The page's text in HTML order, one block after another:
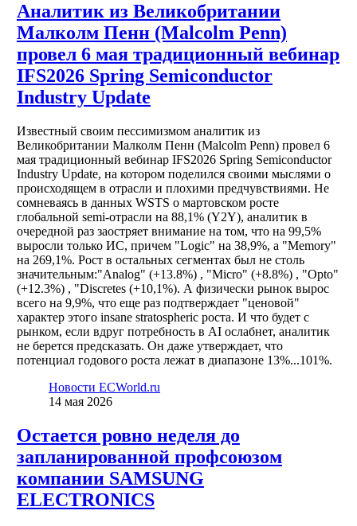
Aналитик из Великобритании
Малколм Пенн (Malcolm Penn)
провел 6 мая традиционный вебинар
IFS2026 Spring Semiconductor
Industry Update
Известный своим пессимизмом аналитик из
Великобритании Малколм Пенн (Malcolm Penn) провел 6
мая традиционный вебинар IFS2026 Spring Semiconductor
Industry Update, на котором поделился своими мыслями о
происходящем в отрасли и плохими предчувствиями. Не
сомневаясь в данных WSTS о мартовском росте
глобальной semi-отрасли на 88,1% (Y2Y), аналитик в
очередной раз заостряет внимание на том, что на 99,5%
выросли только ИС, причем "Logic" на 38,9%, а "Memory"
на 269,1%. Рост в остальных сегментах был не столь
значительным:"Analog" (+13.8%) , "Micro" (+8.8%) , "Opto"
(+12.3%) , "Discretes (+10,1%). А физически рынок вырос
всего на 9,9%, что еще раз подтверждает "ценовой"
характер этого insane stratospheric роста. И что будет с
рынком, если вдруг потребность в AI ослабнет, аналитик
не берется предсказать. Он даже утверждает, что
потенциал годового роста лежат в диапазоне 13%...101%.
Новости ECWorld.ru
14 мая 2026
Остается ровно неделя до
запланированной профсоюзом
компании SAMSUNG
ELECTRONICS